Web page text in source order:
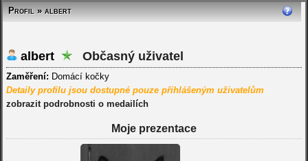
Profil » albert
albert Občasný uživatel
Zaměření: Domácí kočky
Detaily profilu jsou dostupné pouze přihlášeným uživatelům
zobrazit podrobnosti o medailích
Moje prezentace